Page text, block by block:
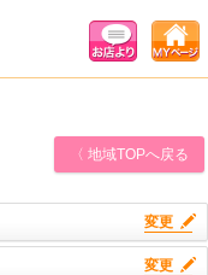
〈 地域TOPへ戻る
変更
変更